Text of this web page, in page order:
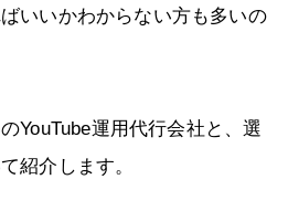
いいかわからない方も多いの
YouTube運用代行会社と、選
紹介します。